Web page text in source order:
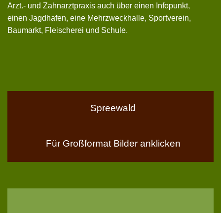
Arzt.- und Zahnarztpraxis auch über einen Infopunkt,
einen Jagdhafen, eine Mehrzweckhalle, Sportverein,
Baumarkt, Fleischerei und Schule.
Spreewald
Für Großformat Bilder anklicken